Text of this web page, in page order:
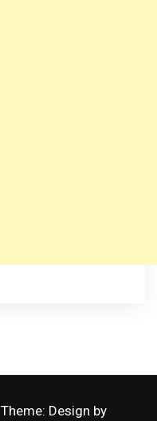
Theme: Design by